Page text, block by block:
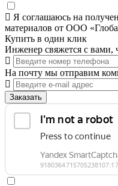
Я соглашаюсь на
материалов от ООО
Купить в один клик
Инженер свяжется с вами,
На почту мы отправим
Заказать